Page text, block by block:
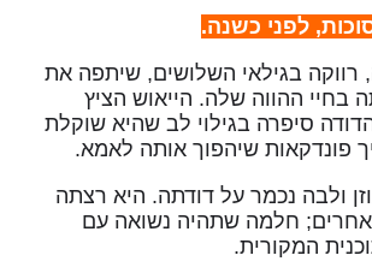
לפני כשנה.
רווקה בגילאי השלושים, שיתפה את
בחיי ההווה שלה. הייאוש הציץ
סיפרה בגילוי לב שהיא שוקלת
פונדקאות שיהפוך אותה לאמא.
ולבה נכמר על דודתה. היא רצתה
חלמה שתהיה נשואה עם
המקורית.